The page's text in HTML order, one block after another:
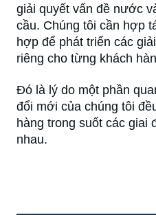
giải quyết vấn đề nước
cầu. Chúng tôi cần hợp
hợp để phát triển các
riêng cho từng khách
Đó là lý do một phần
đổi mới của chúng tôi
hàng trong suốt các giai
nhau.